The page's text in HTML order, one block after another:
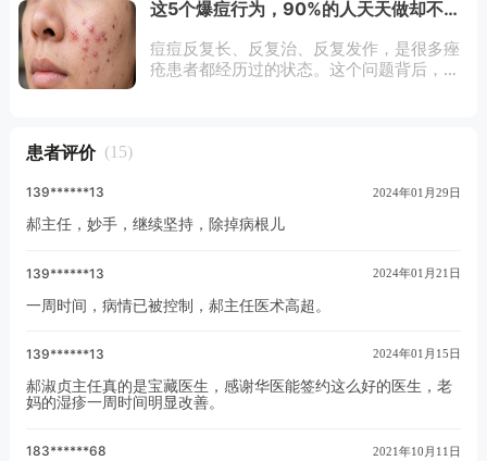
不同。眼周的皮肤是全身最薄的部位之一，
这5个爆痘行为，90%的人天天做却不知
痘痘反复长、反复治、反复发作，是很多痤
疮患者都经历过的状态。这个问题背后，往
患者评价 (15)
139******13 2024年01月29日
郝主任，妙手，继续坚持，除掉病根儿
139******13 2024年01月21日
一周时间，病情已被控制，郝主任医术高超。
139******13 2024年01月15日
郝淑贞主任真的是宝藏医生，感谢华医能签约这么好的医生，老
妈的湿疹一周时间明显改善。
183******68 2021年10月11日